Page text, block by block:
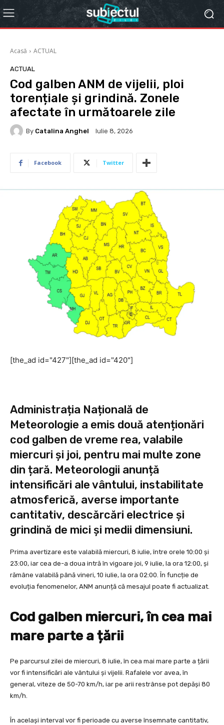
Acasă ACTUAL
ACTUAL
Cod galben ANM de vijelii, ploi
torențiale și grindină. Zonele
afectate în următoarele zile
By Catalina Anghel Iulie 8, 2026
Facebook Twitter
[the_ad id="427"][the_ad id="420"]
Administrația Națională de
Meteorologie a emis două atenționări
cod galben de vreme rea, valabile
miercuri și joi, pentru mai multe zone
din țară. Meteorologii anunță
intensificări ale vântului, instabilitate
atmosferică, averse importante
cantitativ, descărcări electrice și
grindină de mici și medii dimensiuni.
Prima avertizare este valabilă miercuri, 8 iulie, între orele 10:00 și
23:00, iar cea de-a doua intră în vigoare joi, 9 iulie, la ora 12:00, și
rămâne valabilă până vineri, 10 iulie, la ora 02:00. În funcție de
evoluția fenomenelor, ANM anunță că mesajul poate fi actualizat.
Cod galben miercuri, în cea mai
mare parte a țării
Pe parcursul zilei de miercuri, 8 iulie, în cea mai mare parte a țării
vor fi intensificări ale vântului și vijelii. Rafalele vor avea, în
general, viteze de 50-70 km/h, iar pe arii restrânse pot depăși 80
km/h.
În același interval vor fi perioade cu averse însemnate cantitativ,